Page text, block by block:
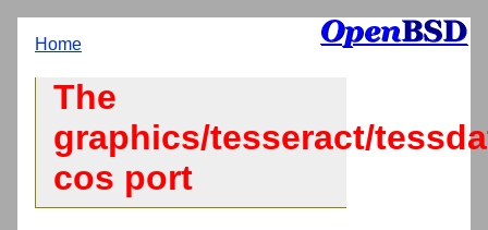
Home
The
graphics/tesseract/
cos port